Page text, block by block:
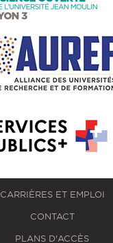
CARRIÈRES ET EMPLOI
CONTACT
PLANS D'ACCÈS